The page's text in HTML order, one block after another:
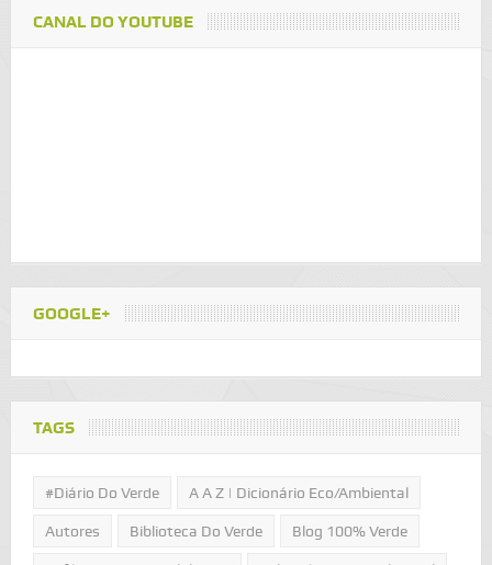
CANAL DO YOUTUBE
GOOGLE+
TAGS
#Diário Do Verde A A Z | Dicionário Eco/Ambiental
Autores Biblioteca Do Verde Blog 100% Verde